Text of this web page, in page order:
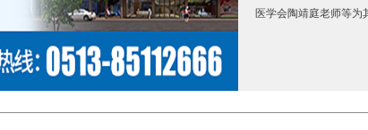
医学会陶靖庭老师等为